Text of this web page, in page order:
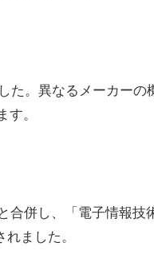
た。異なるメーカーの
す。
合併し、「電子情報技
れました。